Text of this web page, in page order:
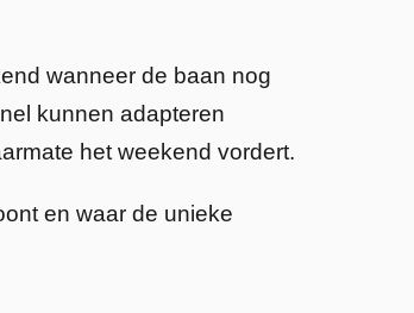
wanneer de baan nog
kunnen adapteren
het weekend vordert.
en waar de unieke